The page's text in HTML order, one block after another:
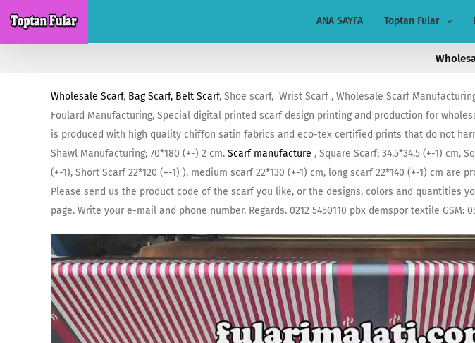
content
ANA SAYFA Toptan Fular
Wholesale Scarf, Bag Scarf, Belt Scarf, Shoe scarf, Wrist Scarf , Wholesale Scarf
Foulard Manufacturing, Special digital printed scarf design printing and production for
is produced with high quality chiffon satin fabrics and eco-tex certified prints that do not
Shawl Manufacturing; 70*180 (+-) 2 cm. Scarf manufacture , Square Scarf; 34.5*34.5 (+-1) cm,
(+-1), Short Scarf 22*120 (+-1) ), medium scarf 22*130 (+-1) cm, long scarf 22*140 (+-1) cm are
Please send us the product code of the scarf you like, or the designs, colors and quantities
page. Write your e-mail and phone number. Regards. 0212 5450110 pbx demspor textile GSM: